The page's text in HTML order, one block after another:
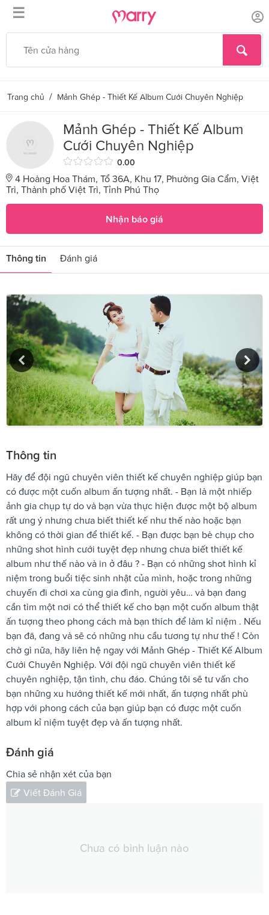
☰
Trang chủ / Mảnh Ghép - Thiết Kế Album Cưới Chuyên Nghiệp
Mảnh Ghép - Thiết Kế Album
Cưới Chuyên Nghiệp
0.00
4 Hoàng Hoa Thám, Tổ 36A, Khu 17, Phường Gia Cẩm, Việt
Trì, Thành phố Việt Trì, Tỉnh Phú Thọ
Nhận báo giá
Thông tin Đánh giá
Thông tin
Hãy để đội ngũ chuyên viên thiết kế chuyên nghiệp giúp bạn
có được một cuốn album ấn tượng nhất. - Bạn là một nhiếp
ảnh gia chụp tự do và bạn vừa thực hiện được một bộ album
rất ưng ý nhưng chưa biết thiết kế như thế nào hoặc bạn
không có thời gian để thiết kế. - Bạn được bạn bè chụp cho
những shot hình cưới tuyệt đẹp nhưng chưa biết thiết kế
album như thế nào và in ở đâu ? - Bạn có những shot hình kỉ
niệm trong buổi tiệc sinh nhật của mình, hoặc trong những
chuyến đi chơi xa cùng gia đình, người yêu… và bạn đang
cần tìm một nơi có thể thiết kế cho bạn một cuốn album thật
ấn tượng theo phong cách mà bạn thích để làm kỉ niệm . Nếu
bạn đã, đang và sẽ có những nhu cầu tương tự như thế ! Còn
chờ gì nữa, hãy liên hệ ngay với Mảnh Ghép - Thiết Kế Album
Cưới Chuyên Nghiệp. Với đội ngũ chuyên viên thiết kế
chuyên nghiệp, tận tình, chu đáo. Chúng tôi sẽ tư vấn cho
bạn những xu hướng thiết kế mới nhất, ấn tượng nhất phù
hợp với phong cách của bạn giúp bạn có được một cuốn
album kỉ niệm tuyệt đẹp và ấn tượng nhất.
Đánh giá
Chia sẻ nhận xét của bạn
Viết Đánh Giá
Chưa có bình luận nào